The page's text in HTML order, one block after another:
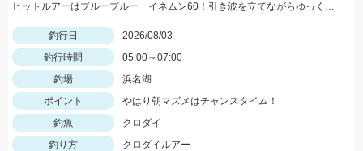
ヒットルアーはブルーブルー イネムン60！引き波を立てながらゆっくり水面をタダ巻き。単発でしたがバシュッと気持ちよくバイトが出ました☆
釣行日
2026/08/03
釣行時間
05:00～07:00
釣場
浜名湖
ポイント
やはり朝マズメはチャンスタイム！
釣魚
クロダイ
釣り方
クロダイルアー